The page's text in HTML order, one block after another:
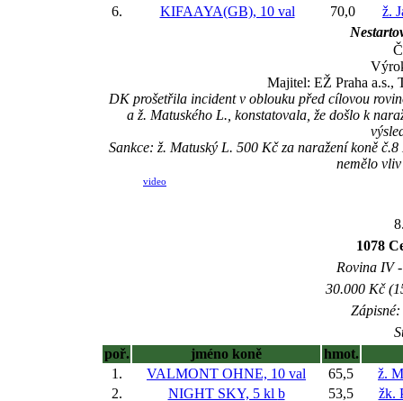
6.
KIFAAYA(GB), 10 val 70,0
ž.
Majitel: EŽ Praha a.s.,
DK prošetřila incident v oblouku před cílovou
a ž. Matuského L., konstatovala, že došlo k
Sankce: ž. Matuský L. 500 Kč za naražení koně
nemělo
video
1078
Rovina IV
30.000 Kč
poř.
jméno koně
hmot.
1.
VALMONT OHNE, 10 val 65,5
ž.
2.
NIGHT SKY, 5 kl b 53,5
žk.